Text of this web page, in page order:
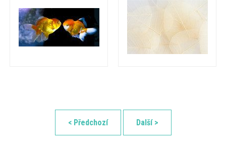
< Předchozí Další >